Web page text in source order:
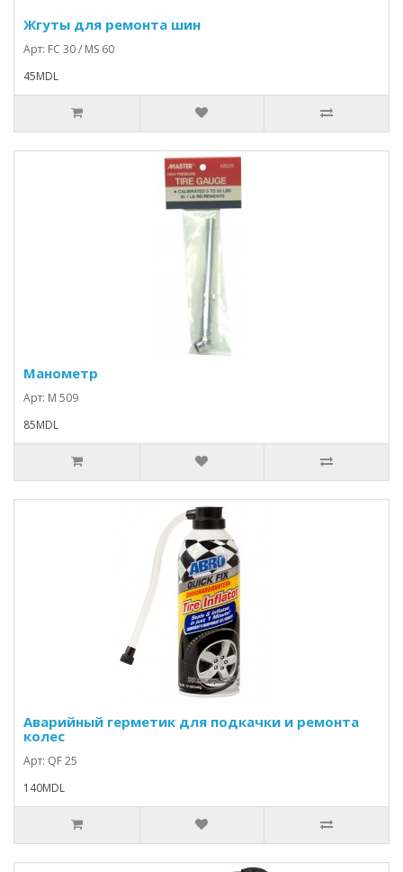
Жгуты для ремонта шин
Арт: FC 30 / MS 60
45MDL
Манометр
Арт: M 509
85MDL
Аварийный герметик для подкачки и ремонта
колес
Арт: QF 25
140MDL